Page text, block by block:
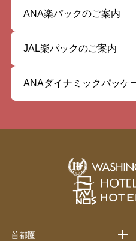
ANA楽パックのご案内
JAL楽パックのご案内
ANAダイナミックパッケ
首都圏